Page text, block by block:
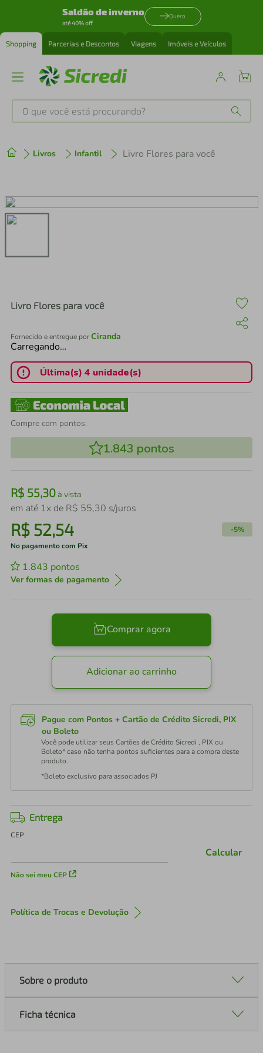
Saldão de inverno
até 40% off
Quero
Shopping Parcerias e Descontos Viagens Imóveis e Veículos
O que você está procurando?
Livros Infantil Livro Flores para você
Livro Flores para você
Fornecido e entregue porCiranda
Carregando…
Última(s) 4 unidade(s)
Compre com pontos:
1.843 pontos
R$ 55,30à vista
em até 1x de R$ 55,30 s/juros
R$ 52,54 -5%
No pagamento com Pix
1.843 pontos
Ver formas de pagamento
Comprar agora
Adicionar ao carrinho
Pague com Pontos + Cartão de Crédito Sicredi, PIX
ou Boleto
Você pode utilizar seus Cartões de Crédito Sicredi , PIX ou
Boleto* caso não tenha pontos suficientes para a compra deste
produto.
*Boleto exclusivo para associados PJ
Entrega
CEP
Não sei meu CEP
Calcular
Política de Trocas e Devolução
Sobre o produto
Ficha técnica
2º cafeteira